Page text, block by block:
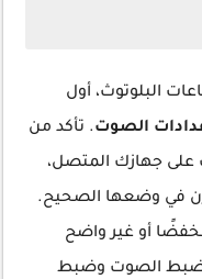
البلوتوث، أول
الصوت. تأكد من
جهازك المتصل،
في وضعها الصحيح.
أو غير واضح
ضبط الصوت وضبط